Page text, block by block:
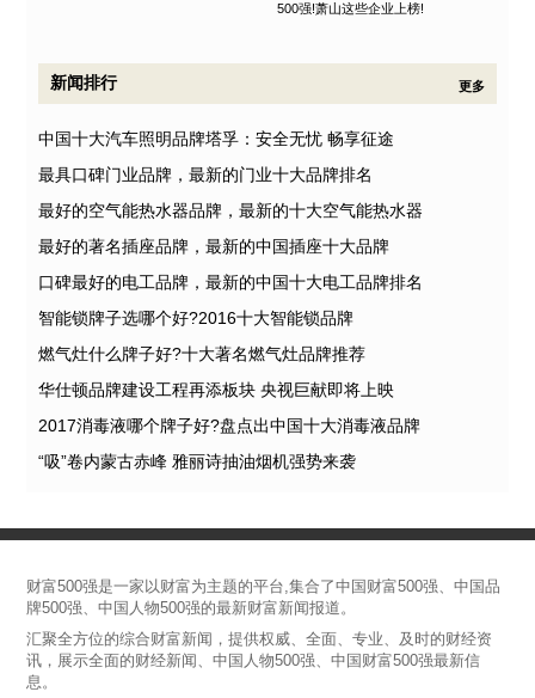
500强!萧山这些企业上榜!
新闻排行 更多
中国十大汽车照明品牌塔孚：安全无忧 畅享征途
最具口碑门业品牌，最新的门业十大品牌排名
最好的空气能热水器品牌，最新的十大空气能热水器
最好的著名插座品牌，最新的中国插座十大品牌
口碑最好的电工品牌，最新的中国十大电工品牌排名
智能锁牌子选哪个好?2016十大智能锁品牌
燃气灶什么牌子好?十大著名燃气灶品牌推荐
华仕顿品牌建设工程再添板块 央视巨献即将上映
2017消毒液哪个牌子好?盘点出中国十大消毒液品牌
“吸”卷内蒙古赤峰 雅丽诗抽油烟机强势来袭
财富500强是一家以财富为主题的平台,集合了中国财富500强、中国品
牌500强、中国人物500强的最新财富新闻报道。
汇聚全方位的综合财富新闻，提供权威、全面、专业、及时的财经资
讯，展示全面的财经新闻、中国人物500强、中国财富500强最新信
息。